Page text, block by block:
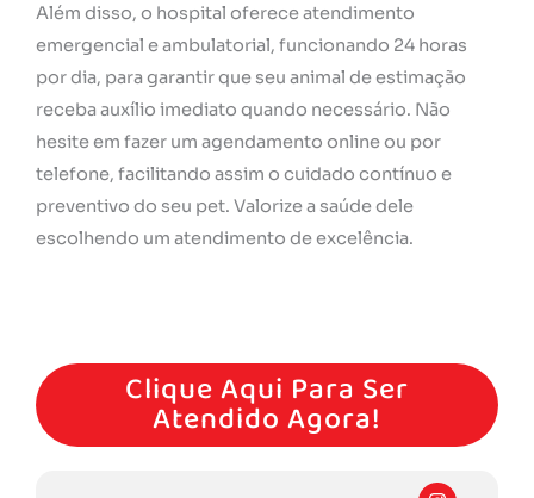
Além disso, o hospital oferece atendimento
emergencial e ambulatorial, funcionando 24 horas
por dia, para garantir que seu animal de estimação
receba auxílio imediato quando necessário. Não
hesite em fazer um agendamento online ou por
telefone, facilitando assim o cuidado contínuo e
preventivo do seu pet. Valorize a saúde dele
escolhendo um atendimento de excelência.
Clique Aqui Para Ser
Atendido Agora!
I